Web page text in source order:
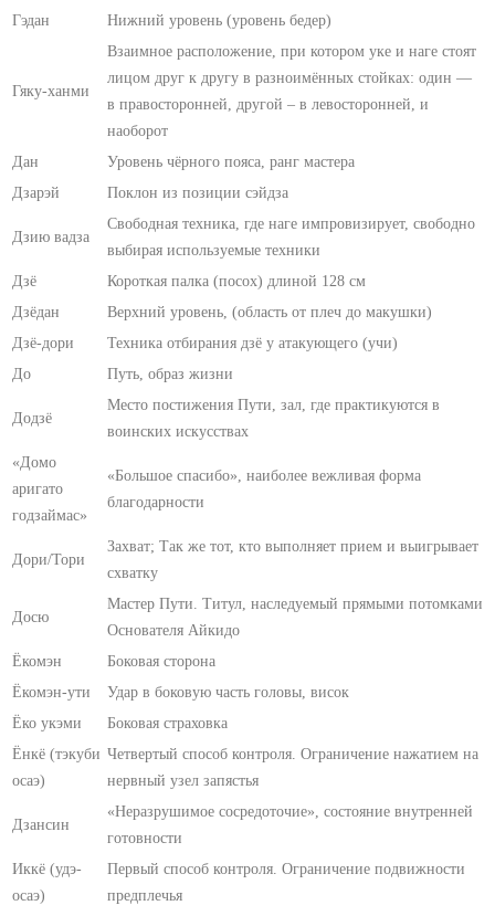
Гэдан Нижний уровень (уровень бедер)
Гяку-ханми
Взаимное расположение, при котором уке и наге стоят
лицом друг к другу в разноимённых стойках: один —
в правосторонней, другой – в левосторонней, и
наоборот
Дан
Уровень чёрного пояса, ранг мастера
Дзарэй
Поклон из позиции сэйдза
Дзию вадза
Свободная техника, где наге импровизирует, свободно
выбирая используемые техники
Дзё
Короткая палка (посох) длиной 128 см
Дзёдан
Верхний уровень, (область от плеч до макушки)
Дзё-дори
Техника отбирания дзё у атакующего (учи)
До
Путь, образ жизни
Додзё
Место постижения Пути, зал, где практикуются в
воинских искусствах
«Домо
аригато
годзаймас»
«Большое спасибо», наиболее вежливая форма
благодарности
Дори/Тори
Захват; Так же тот, кто выполняет прием и выигрывает
схватку
Досю
Мастер Пути. Титул, наследуемый прямыми потомками
Основателя Айкидо
Ёкомэн
Боковая сторона
Ёкомэн-ути
Удар в боковую часть головы, висок
Ёко укэми
Боковая страховка
Ёнкё (тэкуби
осаэ)
Четвертый способ контроля. Ограничение нажатием на
нервный узел запястья
Дзансин
«Неразрушимое сосредоточие», состояние внутренней
готовности
Иккё (удэ-
осаэ)
Первый способ контроля. Ограничение подвижности
предплечья